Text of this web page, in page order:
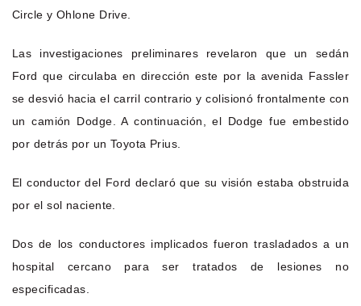
Circle y Ohlone Drive.
Las investigaciones preliminares revelaron que un sedán
Ford que circulaba en dirección este por la avenida Fassler
se desvió hacia el carril contrario y colisionó frontalmente con
un camión Dodge. A continuación, el Dodge fue embestido
por detrás por un Toyota Prius.
El conductor del Ford declaró que su visión estaba obstruida
por el sol naciente.
Dos de los conductores implicados fueron trasladados a un
hospital cercano para ser tratados de lesiones no
especificadas.